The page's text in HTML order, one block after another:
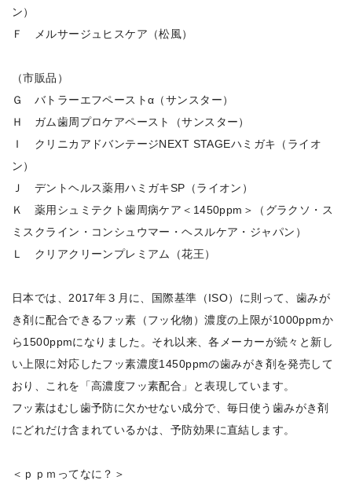
ン）
Ｆ メルサージュヒスケア（松風）
（市販品）
Ｇ バトラーエフペーストα（サンスター）
Ｈ ガム歯周プロケアペースト（サンスター）
Ｉ クリニカアドバンテージNEXT STAGEハミガキ（ライオ
ン）
Ｊ デントヘルス薬用ハミガキSP（ライオン）
Ｋ 薬用シュミテクト歯周病ケア＜1450ppm＞（グラクソ・ス
ミスクライン・コンシュウマー・ヘスルケア・ジャパン）
Ｌ クリアクリーンプレミアム（花王）
日本では、2017年３月に、国際基準（ISO）に則って、歯みが
き剤に配合できるフッ素（フッ化物）濃度の上限が1000ppmか
ら1500ppmになりました。それ以来、各メーカーが続々と新し
い上限に対応したフッ素濃度1450ppmの歯みがき剤を発売して
おり、これを「高濃度フッ素配合」と表現しています。
フッ素はむし歯予防に欠かせない成分で、毎日使う歯みがき剤
にどれだけ含まれているかは、予防効果に直結します。
＜ｐｐｍってなに？＞